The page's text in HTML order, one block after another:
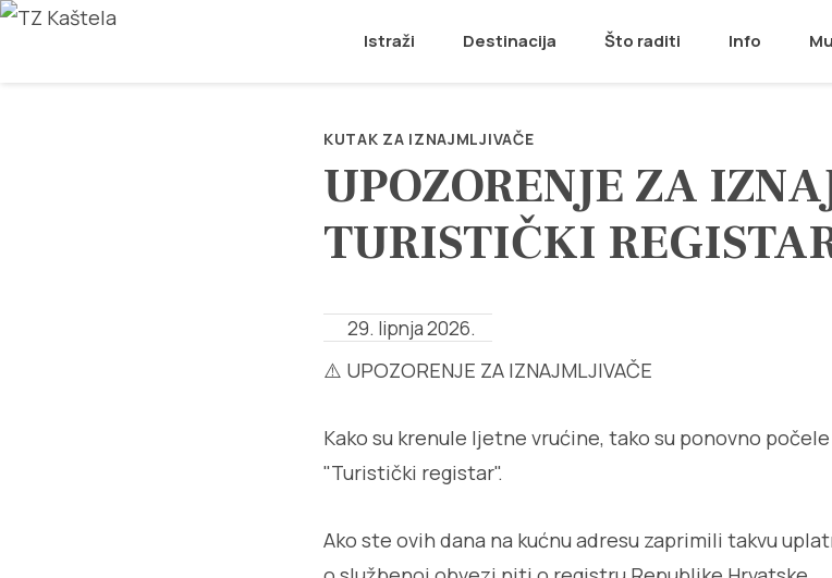
Istraži Destinacija Što raditi Info
KUTAK ZA IZNAJMLJIVAČE
UPOZORENJE ZA
TURISTIČKI
29. lipnja 2026.
⚠️ UPOZORENJE ZA IZNAJMLJIVAČE
Kako su krenule ljetne vrućine, tako su ponovno
"Turistički registar".
Ako ste ovih dana na kućnu adresu zaprimili takvu